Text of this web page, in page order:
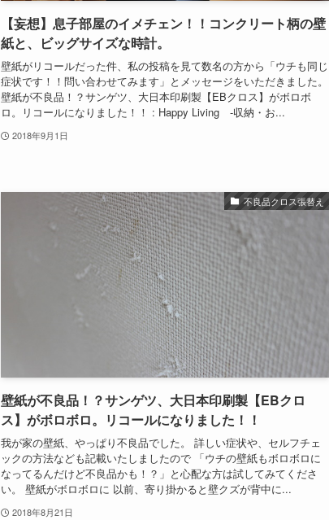
【妄想】息子部屋のイメチェン！！コンクリート柄の壁
紙と、ビッグサイズな時計。
壁紙がリコールだった件、私の投稿を見て数名の方から「ウチも同じ
症状です！！問い合わせてみます」とメッセージをいただきました。
壁紙が不良品！？サンゲツ、大日本印刷製【EBクロス】がボロボ
ロ。リコールになりました！！ : Happy Living -収納・お...
2018年9月1日
不良品クロス張替え
壁紙が不良品！？サンゲツ、大日本印刷製【EBクロ
ス】がボロボロ。リコールになりました！！
我が家の壁紙、やっぱり不良品でした。 詳しい症状や、セルフチェ
ックの方法なども記載いたしましたので 「ウチの壁紙もボロボロに
なってるんだけど不良品かも！？」と心配な方は試してみてくださ
い。 壁紙がボロボロに 以前、寄り掛かると壁クズが背中に...
2018年8月21日